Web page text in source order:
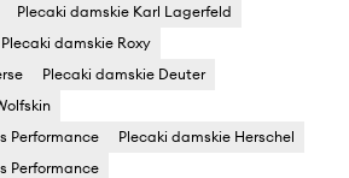
Plecaki damskie Karl Lagerfeld
Plecaki damskie Roxy
Plecaki damskie Deuter
Performance
Plecaki damskie Herschel
Performance